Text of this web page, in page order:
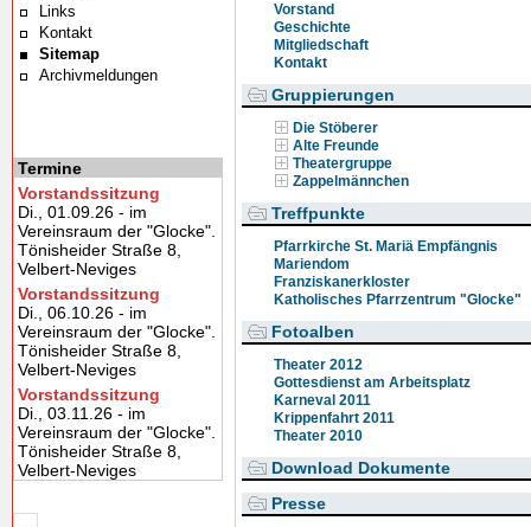
Links
Kontakt
Sitemap
Archivmeldungen
Termine
Vorstandssitzung
Di., 01.09.26 - im
Vereinsraum der "Glocke".
Tönisheider Straße 8,
Velbert-Neviges
Vorstandssitzung
Di., 06.10.26 - im
Vereinsraum der "Glocke".
Tönisheider Straße 8,
Velbert-Neviges
Vorstandssitzung
Di., 03.11.26 - im
Vereinsraum der "Glocke".
Tönisheider Straße 8,
Velbert-Neviges
Vorstand
Geschichte
Mitgliedschaft
Kontakt
Gruppierungen
Die Stöberer
Alte Freunde
Theatergruppe
Zappelmännchen
Treffpunkte
Pfarrkirche St. Mariä Empfängnis
Mariendom
Franziskanerkloster
Katholisches Pfarrzentrum "Glocke"
Fotoalben
Theater 2012
Gottesdienst am Arbeitsplatz
Karneval 2011
Krippenfahrt 2011
Theater 2010
Download Dokumente
Presse